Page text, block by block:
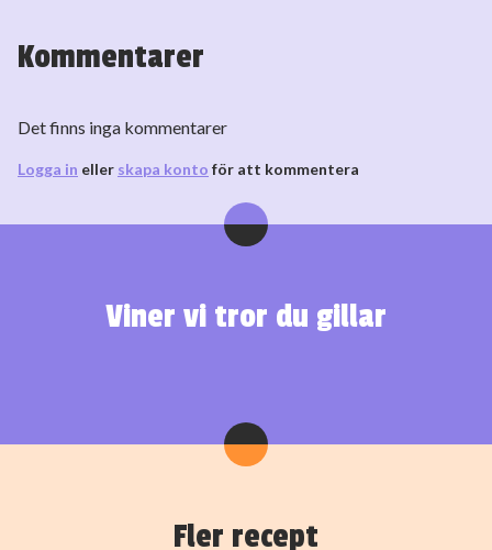
Kommentarer
Det finns inga kommentarer
Logga in eller skapa konto för att kommentera
Viner vi tror du gillar
Fler recept